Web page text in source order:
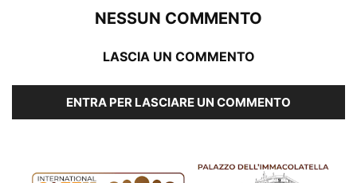
NESSUN COMMENTO
LASCIA UN COMMENTO
ENTRA PER LASCIARE UN COMMENTO